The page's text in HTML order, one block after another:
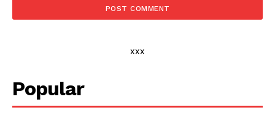
xxx
Popular